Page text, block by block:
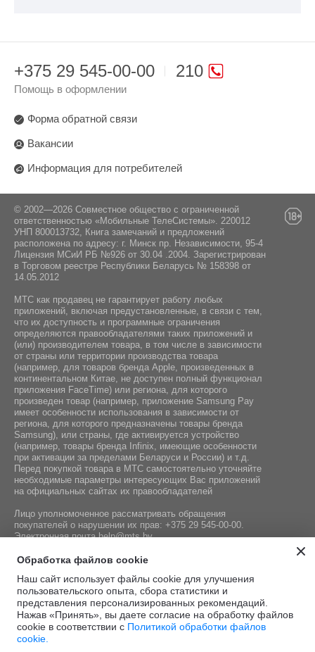
210
+375 29 545-00-00
Помощь в оформлении
Форма обратной связи
Вакансии
Информация для потребителей
© 2002—2026 Совместное общество с ограниченной
ответственностью «Мобильные ТелеСистемы». 220012
УНП 800013732, Книга замечаний и предложений
расположена по адресу: г. Минск пр. Независимости, 95-4
Лицензия МСиИ РБ №926 от 30.04 .2004. Зарегистрирован
в Торговом реестре Республики Беларусь № 158398 от
14.05.2012
МТС как продавец не гарантирует работу любых
приложений, включая предустановленные, в связи с тем,
что их доступность и программные ограничения
определяются правообладателями таких приложений и
(или) производителем товара, в том числе в зависимости
от страны или территории производства товара
(например, для товаров бренда Apple, произведенных в
континентальном Китае, не доступен полный функционал
приложения FaceTime) или региона, для которого
произведен товар (например, приложение Samsung Pay
имеет особенности использования в зависимости от
региона, для которого предназначены товары бренда
Samsung), или страны, где активируется устройство
(например, товары бренда Infiniх, имеющие особенности
при активации за пределами Беларуси и России) и т.д.
Перед покупкой товара в МТС самостоятельно уточняйте
необходимые параметры интересующих Вас приложений
на официальных сайтах их правообладателей
Лицо уполномоченное рассматривать обращения
покупателей о нарушении их прав: +375 29 545-00-00.
Электронная почтаhelp@mts.by
Номер телефона работников местных исполнительных и
регистрации СООО «Мобильные ТелеСистемы»,
уполномоченных рассматривать обращения покупателей:
+375 17 215-14-65
Обработка файлов cookie
Наш сайт использует файлы cookie для улучшения
пользовательского опыта, сбора статистики и
представления персонализированных рекомендаций.
Нажав «Принять», вы даете согласие на обработку файлов
cookie в соответствии с Политикой обработки файлов
cookie.